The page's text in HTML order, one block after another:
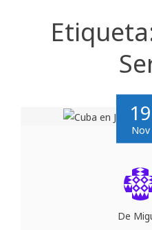
19
Nov
De